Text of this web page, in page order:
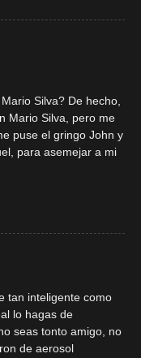
Silva? De hecho,
Mario Silva, pero me
puse el gringo John y
para asemejar a mi
tan inteligente como
lo hagas de
seas tonto amigo, no
de aerosol